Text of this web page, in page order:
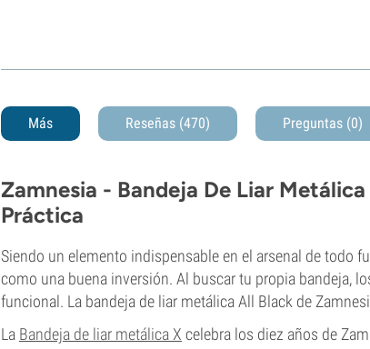
Más Reseñas (470) Preguntas (0)
Zamnesia - Bandeja De Liar
Práctica
Siendo un elemento indispensable en el arsenal de todo
como una buena inversión. Al buscar tu propia bandeja,
funcional. La bandeja de liar metálica All Black de
La Bandeja de liar metálica X celebra los diez años de